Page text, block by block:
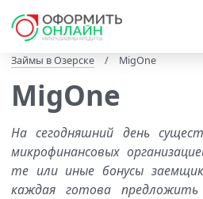
Займы в Озерске / MigOne
MigOne
На сегодняшний день
микрофинансовых
те или иные бонусы
каждая готова предложить